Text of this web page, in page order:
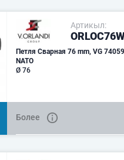
Артикыл:
Петля Сварная 76 mm, VG 74059
NATO
Ø 76
Более